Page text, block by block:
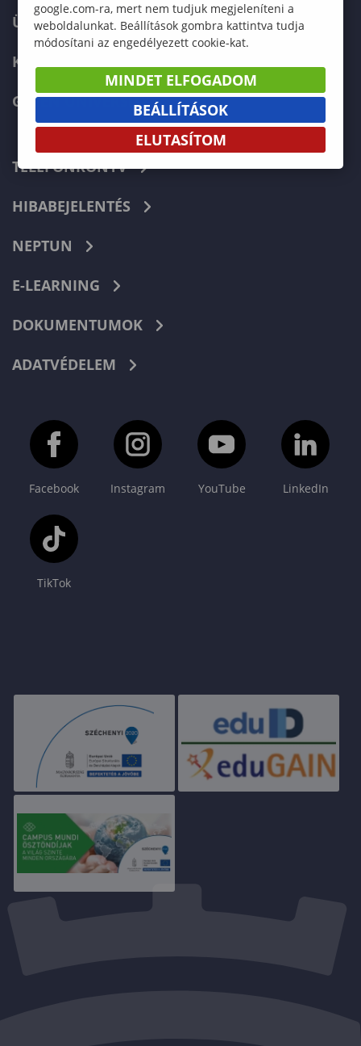
ÜZLETI PARTNEREKNEK
KARRIER
GREEN UNIVERSITY
TELEFONKÖNYV
HIBABEJELENTÉS
NEPTUN
E-LEARNING
DOKUMENTUMOK
ADATVÉDELEM
Facebook Instagram YouTube LinkedIn
TikTok
google.com-ra, mert nem tudjuk megjeleníteni a
weboldalunkat. Beállítások gombra kattintva tudja
módosítani az engedélyezett cookie-kat.
MINDET ELFOGADOM
BEÁLLÍTÁSOK
ELUTASÍTOM